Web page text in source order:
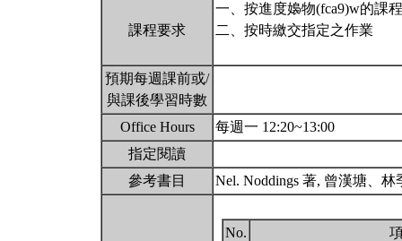
課程要求
一、按進度嬝物(fca9)w的課
二、按時繳交指定之作業
預期每週課前或/
與課後學習時數
Office Hours
每週一 12:20~13:00
指定閱讀
參考書目
Nel. Noddings 著, 曾漢塘、
No.